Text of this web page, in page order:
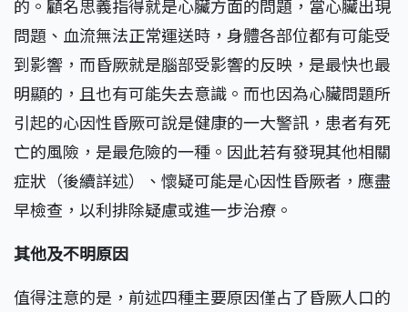
的。顧名思義指得就是心臟方面的問題，當心臟出現
問題、血流無法正常運送時，身體各部位都有可能受
到影響，而昏厥就是腦部受影響的反映，是最快也最
明顯的，且也有可能失去意識。而也因為心臟問題所
引起的心因性昏厥可說是健康的一大警訊，患者有死
亡的風險，是最危險的一種。因此若有發現其他相關
症狀（後續詳述）、懷疑可能是心因性昏厥者，應盡
早檢查，以利排除疑慮或進一步治療。
其他及不明原因
值得注意的是，前述四種主要原因僅占了昏厥人口的